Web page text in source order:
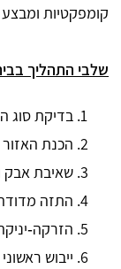
קומפקטיות
שלבי התהליך
בדיקת סוג
הכנת
שאיבת אבק
התזה
ייבוש